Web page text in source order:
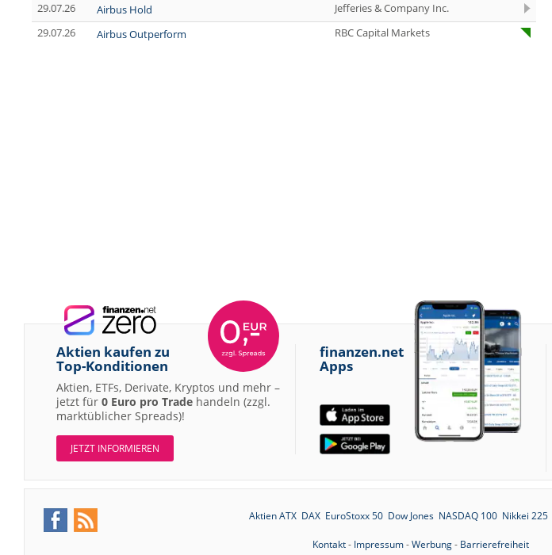
29.07.26
Airbus Hold
Jefferies & Company Inc.
29.07.26
Airbus Outperform RBC Capital Markets
Aktien kaufen zu
Top-Konditionen
Aktien, ETFs, Derivate, Kryptos und mehr –
jetzt für 0 Euro pro Trade handeln (zzgl.
marktüblicher Spreads)!
JETZT INFORMIEREN
finanzen.net
Apps
Aktien ATX DAX EuroStoxx 50 Dow Jones NASDAQ 100 Nikkei 225
Kontakt- Impressum-Werbung- Barrierefreiheit